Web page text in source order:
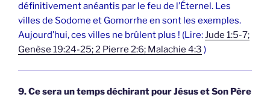
définitivement anéantis par le feu de l’Éternel. Les
villes de Sodome et Gomorrhe en sont les exemples.
Aujourd’hui, ces villes ne brûlent plus ! (Lire:Jude 1:5-7;
Genèse 19:24-25; 2 Pierre 2:6; Malachie 4:3 )
9. Ce sera un temps déchirant pour Jésus et Son Père